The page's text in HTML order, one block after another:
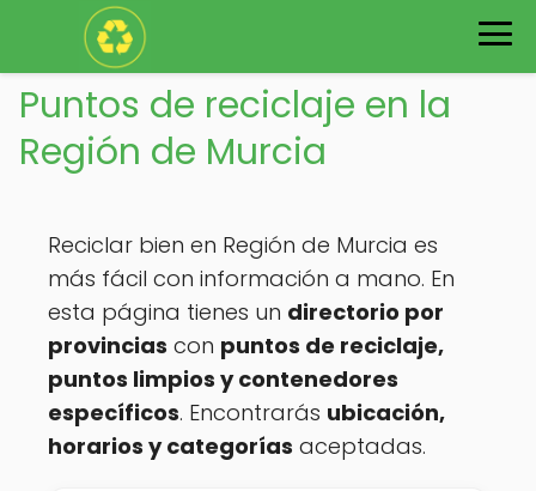
Puntos de reciclaje en la
Región de Murcia
Reciclar bien en Región de Murcia es
más fácil con información a mano. En
esta página tienes un directorio por
provincias con puntos de reciclaje,
puntos limpios y contenedores
específicos. Encontrarás ubicación,
horarios y categorías aceptadas.